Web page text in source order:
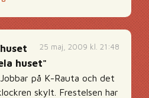
25 maj, 2009 kl. 21:48
huset"
på K-Rauta och det
skylt. Frestelsen har